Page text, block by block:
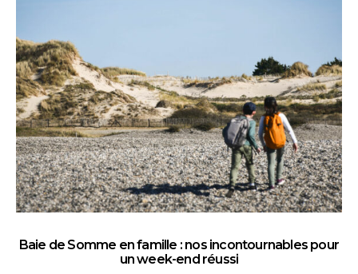
Baie de Somme en famille : nos incontournables pour
un week-end réussi